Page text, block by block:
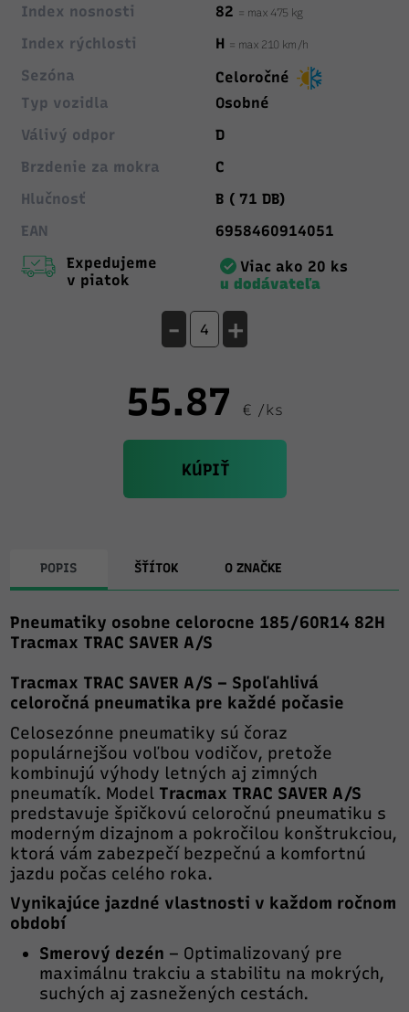
Index nosnosti
82 = max 475 kg
Index rýchlosti H = max 210 km/h
Sezóna
Celoročné
Typ vozidla
Osobné
Válivý odpor
D
Brzdenie za mokra
C
Hlučnosť
B ( 71 DB)
EAN
6958460914051
Expedujeme
v piatok
Viac ako 20 ks
u dodávateľa
- +
55.87 € /ks
KÚPIŤ
POPIS ŠŤÍTOK O ZNAČKE
Pneumatiky osobne celorocne 185/60R14 82H
Tracmax TRAC SAVER A/S
Tracmax TRAC SAVER A/S – Spoľahlivá
celoročná pneumatika pre každé počasie
Celosezónne pneumatiky sú čoraz
populárnejšou voľbou vodičov, pretože
kombinujú výhody letných aj zimných
pneumatík. Model Tracmax TRAC SAVER A/S
predstavuje špičkovú celoročnú pneumatiku s
moderným dizajnom a pokročilou konštrukciou,
ktorá vám zabezpečí bezpečnú a komfortnú
jazdu počas celého roka.
Vynikajúce jazdné vlastnosti v každom ročnom
období
Smerový dezén – Optimalizovaný pre
maximálnu trakciu a stabilitu na mokrých,
suchých aj zasnežených cestách.